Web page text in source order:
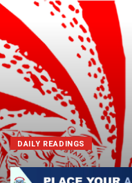
DAILY READINGS